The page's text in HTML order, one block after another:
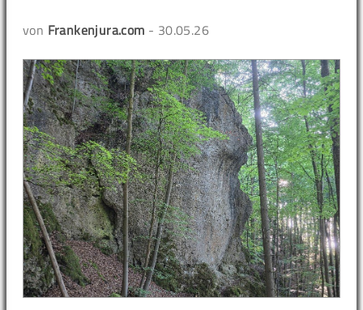
von Frankenjura.com - 30.05.26